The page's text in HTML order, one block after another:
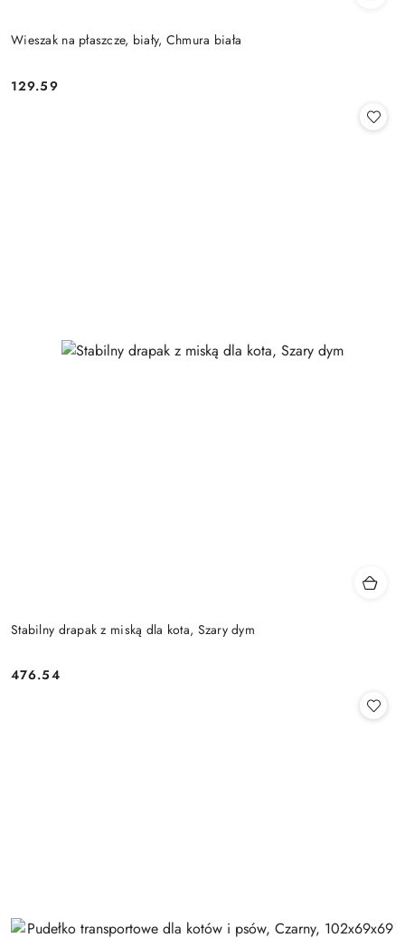
Wieszak na płaszcze, biały, Chmura biała
Cena:
129.59
Stabilny drapak z miską dla kota, Szary dym
Cena:
476.54